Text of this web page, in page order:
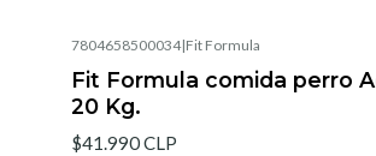
7804658500034|Fit Formula
Fit Formula comida perro
20 Kg.
$41.990 CLP